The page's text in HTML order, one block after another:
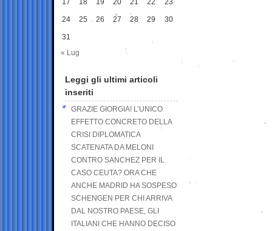
17 18 19 20 21 22 23
24 25 26 27 28 29 30
31
« Lug
Leggi gli ultimi articoli
inseriti
GRAZIE GIORGIA! L’UNICO
EFFETTO CONCRETO DELLA
CRISI DIPLOMATICA
SCATENATA DA MELONI
CONTRO SANCHEZ PER IL
CASO CEUTA? ORA CHE
ANCHE MADRID HA SOSPESO
SCHENGEN PER CHI ARRIVA
DAL NOSTRO PAESE, GLI
ITALIANI CHE HANNO DECISO